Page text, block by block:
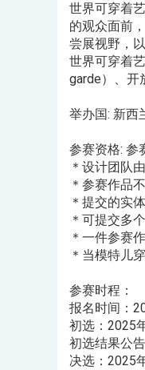
世界可穿着
的观众面前
尝展视野，
世界可穿着
garde）、开
举办国: 新西
参赛资格: 参
＊设计团队
＊参赛作品
＊提交的实
＊可提交多
＊一件参赛
＊当模特儿
参赛时程：
报名时间：
初选：2025
初选结果公
决选：2025